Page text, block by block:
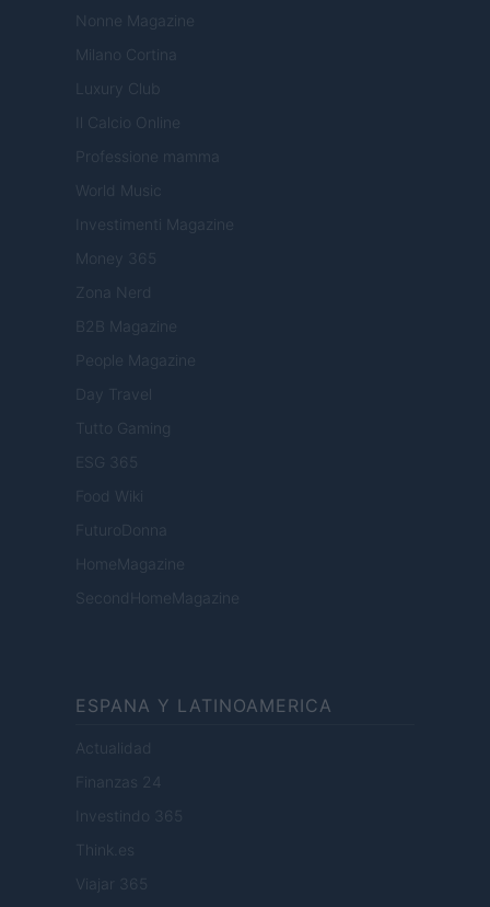
Nonne Magazine
Milano Cortina
Luxury Club
Il Calcio Online
Professione mamma
World Music
Investimenti Magazine
Money 365
Zona Nerd
B2B Magazine
People Magazine
Day Travel
Tutto Gaming
ESG 365
Food Wiki
FuturoDonna
HomeMagazine
SecondHomeMagazine
ESPANA Y LATINOAMERICA
Actualidad
Finanzas 24
Investindo 365
Think.es
Viajar 365